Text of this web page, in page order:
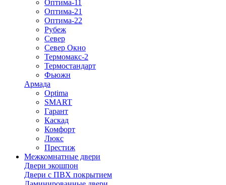
Оптима-11
Оптима-21
Оптима-22
Рубеж
Север
Север Окно
Термомакс-2
Термостандарт
Фьюжн
Армада
Optima
SMART
Гарант
Каскад
Комфорт
Люкс
Престиж
Межкомнатные двери
Двери экошпон
Двери с ПВХ покрытием